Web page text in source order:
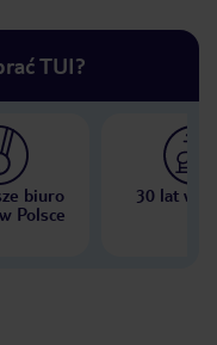
TUI?
biuro
Polsce
30 lat w